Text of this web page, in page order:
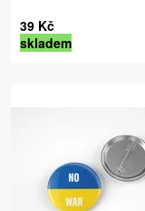
39 Kč
skladem